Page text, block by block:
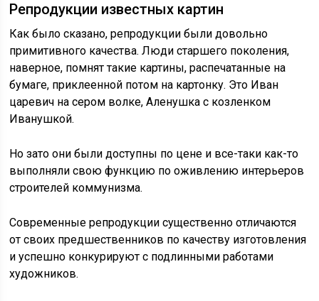
Репродукции известных картин
Как было сказано, репродукции были довольно
примитивного качества. Люди старшего поколения,
наверное, помнят такие картины, распечатанные на
бумаге, приклеенной потом на картонку. Это Иван
царевич на сером волке, Аленушка с козленком
Иванушкой.
Но зато они были доступны по цене и все-таки как-то
выполняли свою функцию по оживлению интерьеров
строителей коммунизма.
Современные репродукции существенно отличаются
от своих предшественников по качеству изготовления
и успешно конкурируют с подлинными работами
художников.